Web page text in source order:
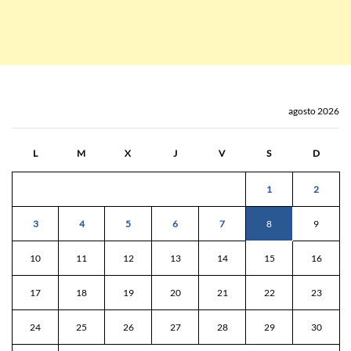
agosto 2026
L M X J V S D
1 2
3 4 5 6 7 8 9
10 11 12 13 14 15 16
17 18 19 20 21 22 23
24 25 26 27 28 29 30